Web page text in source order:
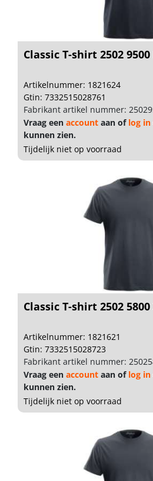
Classic T-shirt 2502 9500
Artikelnummer: 1821624
Gtin: 7332515028761
Fabrikant artikel nummer:
Vraag een account aan of log in
kunnen zien.
Tijdelijk niet op voorraad
Classic T-shirt 2502 5800
Artikelnummer: 1821621
Gtin: 7332515028723
Fabrikant artikel nummer:
Vraag een account aan of log in
kunnen zien.
Tijdelijk niet op voorraad